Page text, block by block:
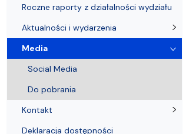
Roczne raporty z działalności wydziału
Aktualności i wydarzenia
Media
Social Media
Do pobrania
Kontakt
Deklaracja dostępności